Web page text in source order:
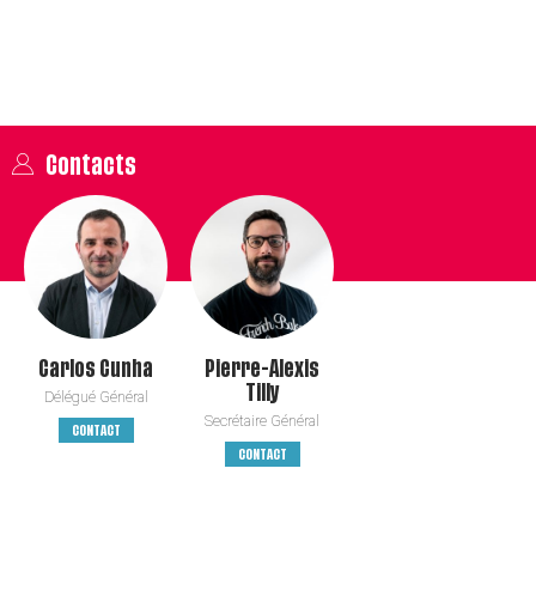
Contacts
Carlos Cunha
Délégué Général
CONTACT
Pierre-Alexis
Tilly
Secrétaire Général
CONTACT